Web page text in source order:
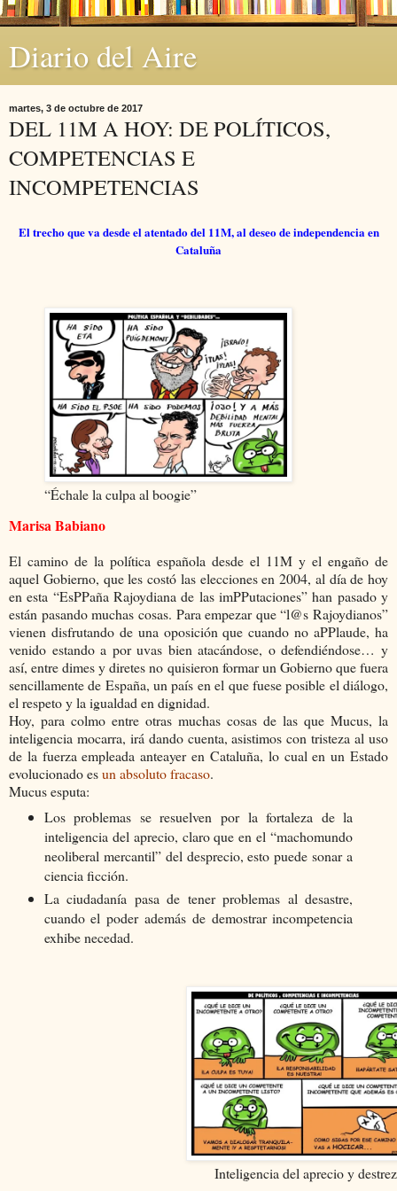
Diario del Aire
martes, 3 de octubre de 2017
DEL 11M A HOY: DE POLÍTICOS,
COMPETENCIAS E
INCOMPETENCIAS
El trecho que va desde el atentado del 11M, al deseo de independencia en
Cataluña
“Échale la culpa al boogie”
Marisa Babiano
El camino de la política española desde el 11M y el engaño de
aquel Gobierno, que les costó las elecciones en 2004, al día de hoy
en esta “EsPPaña Rajoydiana de las imPPutaciones” han pasado y
están pasando muchas cosas. Para empezar que “l@s Rajoydianos”
vienen disfrutando de una oposición que cuando no aPPlaude, ha
venido estando a por uvas bien atacándose, o defendiéndose… y
así, entre dimes y diretes no quisieron formar un Gobierno que fuera
sencillamente de España, un país en el que fuese posible el diálogo,
el respeto y la igualdad en dignidad.
Hoy, para colmo entre otras muchas cosas de las que Mucus, la
inteligencia mocarra, irá dando cuenta, asistimos con tristeza al uso
de la fuerza empleada anteayer en Cataluña, lo cual en un Estado
evolucionado esun absoluto fracaso.
Mucus esputa:
Los problemas se resuelven por la fortaleza de la
inteligencia del aprecio, claro que en el “machomundo
neoliberal mercantil” del desprecio, esto puede sonar a
ciencia ficción.
La ciudadanía pasa de tener problemas al desastre,
cuando el poder además de demostrar incompetencia
exhibe necedad.
Inteligencia del aprecio y